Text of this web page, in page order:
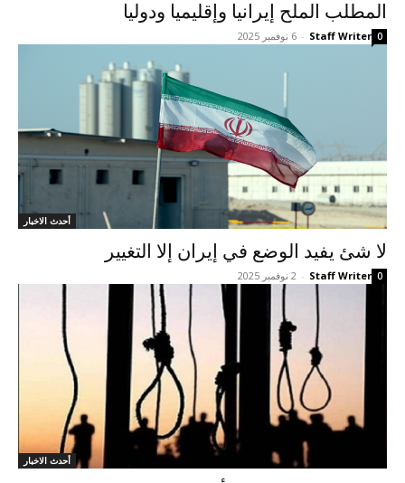
المطلب الملح إيرانيا وإقليميا ودوليا
Staff Writer
- 6 نوفمبر 2025 0
أحدث الاخبار
لا شئ يفيد الوضع في إيران إلا التغيير
Staff Writer
- 2 نوفمبر 2025 0
أحدث الاخبار